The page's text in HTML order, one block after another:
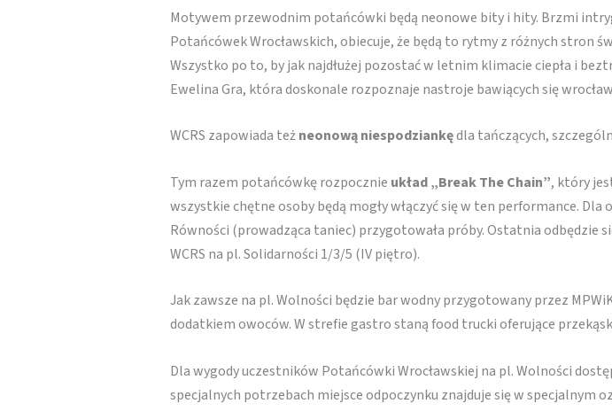
Motywem przewodnim potańcówki będą neonowe bity i hity. Brzmi
Potańcówek Wrocławskich, obiecuje, że będą to rytmy z różnych stron
Wszystko po to, by jak najdłużej pozostać w letnim klimacie ciepła i
Ewelina Gra, która doskonale rozpoznaje nastroje bawiących się
WCRS zapowiada teżneonową niespodziankędla tańczących,
Tym razem potańcówkę rozpocznie układ „Break The Chain”, który
wszystkie chętne osoby będą mogły włączyć się w ten performance.
Równości (prowadząca taniec) przygotowała próby. Ostatnia odbędzie
WCRS na pl. Solidarności 1/3/5 (IV piętro).
Jak zawsze na pl. Wolności będzie bar wodny przygotowany przez
dodatkiem owoców. W strefie gastro staną food trucki oferujące
Dla wygody uczestników Potańcówki Wrocławskiej na pl. Wolności
specjalnych potrzebach miejsce odpoczynku znajduje się w specjalnym